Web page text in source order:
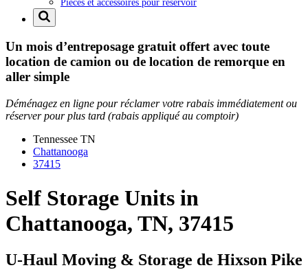
Un mois d’entreposage gratuit offert avec toute
location de camion ou de location de remorque en
aller simple
Déménagez en ligne pour réclamer votre rabais immédiatement ou
réserver pour plus tard (rabais appliqué au comptoir)
Tennessee TN
Chattanooga
37415
Self Storage Units in
Chattanooga, TN, 37415
U-Haul Moving & Storage de Hixson Pike